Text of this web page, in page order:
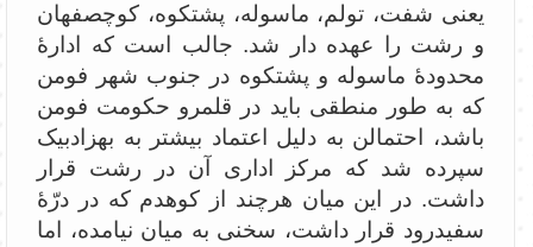
یعنی شفت، تولم، ماسوله، پشتکوه، کوچصفهان
و رشت را عهده دار شد. جالب است که ادارۀ
محدودۀ ماسوله و پشتکوه در جنوب شهر فومن
که به طور منطقی باید در قلمرو حکومت فومن
باشد، احتمالن به دلیل اعتماد بیشتر به بهزادبیک
سپرده شد که مرکز اداری آن در رشت قرار
داشت. در این میان هرچند از کوهدم که در درّۀ
سفیدرود قرار داشت، سخنی به میان نیامده، اما